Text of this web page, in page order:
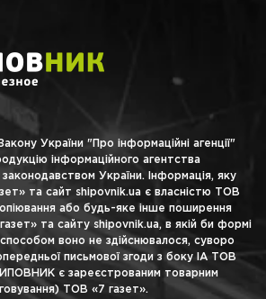
України "Про інформаційні агенції"
інформаційного агентства
України. Інформація, яку
та сайт shipovnik.ua є власністю ТОВ
або будь-яке інше поширення
та сайту shipovnik.ua, в якій би формі
воно не здійснювалося, суворо
письмової згоди з боку ІА ТОВ
є зареєстрованим товарним
ТОВ «7 газет».